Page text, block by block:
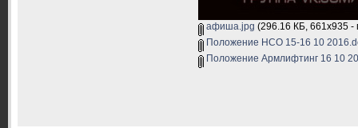
афиша.jpg (296.16 КБ, 661x935 -
Положение НСО 15-16 10
Положение Армлифтинг 16 10